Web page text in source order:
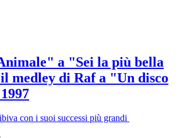
a "Sei la più bella
medley di Raf a "Un disco
con i suoi successi più grandi